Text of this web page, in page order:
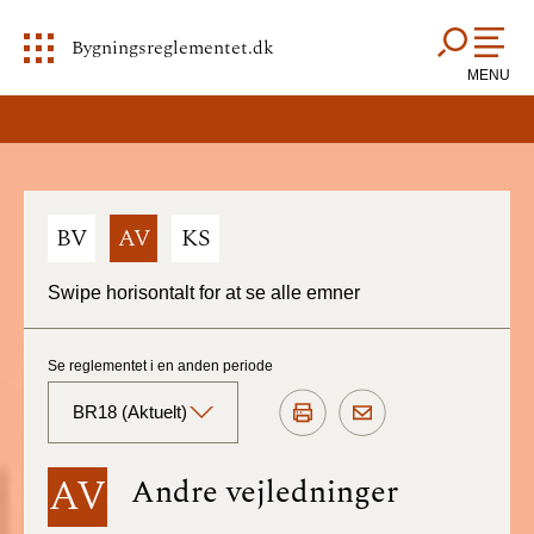
Bygningsreglementet.dk
MENU
BV AV KS
Swipe horisontalt for at se alle emner
AV Andre vejledninger
Se reglementet i en anden periode
BR18 (Aktuelt)
BR18 (Aktuelt)